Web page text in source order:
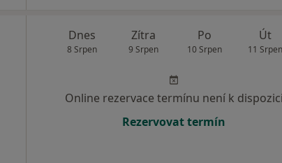
Dnes
8 Srpen
Zítra
9 Srpen
Po
10 Srpen
Út
11 Srpen
Online rezervace termínu není k dispozici
Rezervovat termín